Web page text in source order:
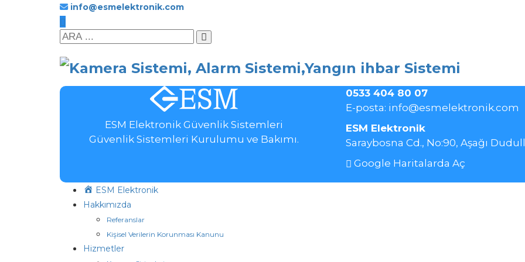
info@esmelektronik.com
ESM Elektronik Güvenlik Sistemleri
Güvenlik Sistemleri Kurulumu ve Bakımı.
0533 404 80 07
E-posta: info@esmelektronik.com
ESM Elektronik
Saraybosna Cd., No:90, Aşağı
Google Haritalarda Aç
ESM Elektronik
Hakkımızda
Referanslar
Kişisel Verilerin Korunması Kanunu
Hizmetler